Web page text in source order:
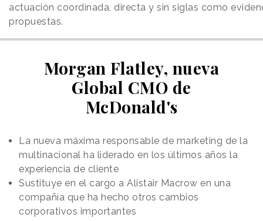
actuación coordinada, directa y sin siglas como
propuestas.
Morgan Flatley, nueva
Global CMO de
McDonald's
La nueva máxima responsable de marketing de la
multinacional ha liderado en los últimos años la
experiencia de cliente
Sustituye en el cargo a Alistair Macrow en una
compañía que ha hecho otros cambios
corporativos importantes